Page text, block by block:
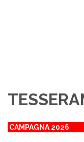
CAMPAGNA 2026